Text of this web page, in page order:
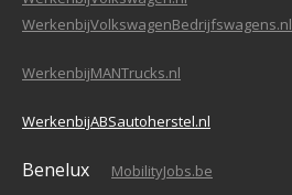
WerkenbijVolkswagenBedrijfswagens.nl
WerkenbijMANTrucks.nl
WerkenbijABSautoherstel.nl
Benelux MobilityJobs.be